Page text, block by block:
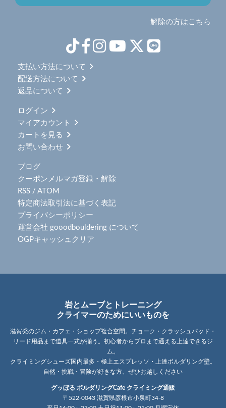
解除の方はこちら
支払い方法について
配送方法について
返品について
ログイン
マイアカウント
カートを見る
お問い合わせ
ブログ
クーポンメルマガ登録・解除
RSS / ATOM
特定商法取引法に基づく表記
プライバシーポリシー
運営会社 gooodbouldering について
OGPキャッシュクリア
岩とムーブとトレーニング
クライマーのためにいいものを
滋賀発のジム・カフェ・ショップ複合空間。チョーク・クラッシュパッド・
リード用品まで道具一式が揃う。初心者からプロまで通える上達できるジ
ム。
クライミングシューズ国内最多・極上エスプレッソ・上達ボルダリング壁。
自然・挑戦・冒険が好きな方、ぜひお越しください
グッぼる ボルダリングCafe クライミング通販
〒522-0043 滋賀県彦根市小泉町34-8